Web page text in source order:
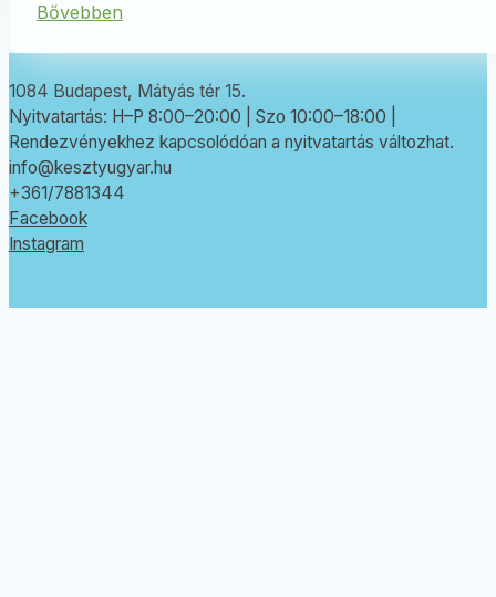
Bővebben
1084 Budapest, Mátyás tér 15.
Nyitvatartás: H–P 8:00–20:00 | Szo 10:00–18:00 |
Rendezvényekhez kapcsolódóan a nyitvatartás változhat.
info@kesztyugyar.hu
+361/7881344
Facebook
Instagram